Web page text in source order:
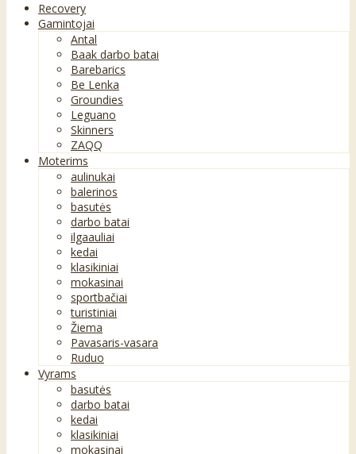
Recovery
Gamintojai
Antal
Baak darbo batai
Barebarics
Be Lenka
Groundies
Leguano
Skinners
ZAQQ
Moterims
aulinukai
balerinos
basutės
darbo batai
ilgaauliai
kedai
klasikiniai
mokasinai
sportbačiai
turistiniai
Žiema
Pavasaris-vasara
Ruduo
Vyrams
basutės
darbo batai
kedai
klasikiniai
mokasinai